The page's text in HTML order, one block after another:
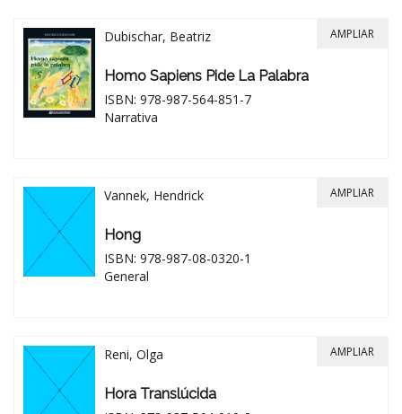
Dubischar, Beatriz
Homo Sapiens Pide La Palabra
ISBN: 978-987-564-851-7
Narrativa
AMPLIAR
Vannek, Hendrick
Hong
ISBN: 978-987-08-0320-1
General
AMPLIAR
Reni, Olga
Hora Translúcida
AMPLIAR